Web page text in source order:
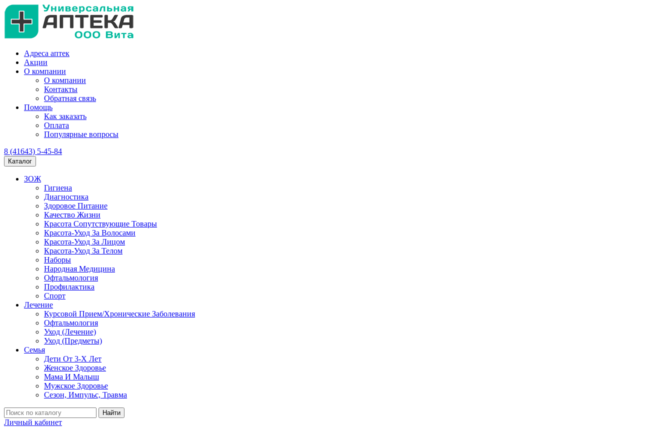
Адреса аптек
Акции
О компании
О компании
Контакты
Обратная связь
Помощь
Как заказать
Оплата
Популярные вопросы
8 (41643) 5-45-84
Каталог
ЗОЖ
Гигиена
Диагностика
Здоровое Питание
Качество Жизни
Красота Сопутствующие Товары
Красота-Уход За Волосами
Красота-Уход За Лицом
Красота-Уход За Телом
Наборы
Народная Медицина
Офтальмология
Профилактика
Спорт
Лечение
Курсовой Прием/Хронические Заболевания
Офтальмология
Уход (Лечение)
Уход (Предметы)
Семья
Дети От 3-Х Лет
Женское Здоровье
Мама И Малыш
Мужское Здоровье
Сезон, Импульс, Травма
Найти
Личный кабинет